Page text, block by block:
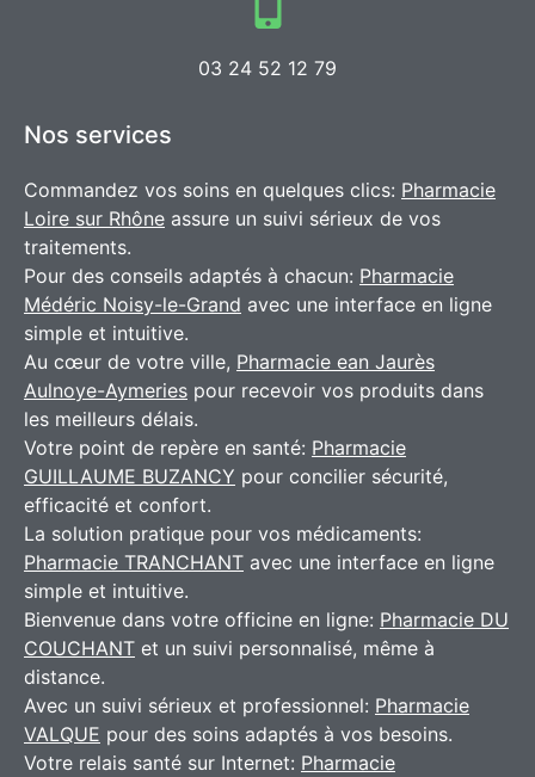
03 24 52 12 79
Nos services
Commandez vos soins en quelques clics: Pharmacie
Loire sur Rhône assure un suivi sérieux de vos
traitements.
Pour des conseils adaptés à chacun: Pharmacie
Médéric Noisy-le-Grand avec une interface en ligne
simple et intuitive.
Au cœur de votre ville, Pharmacie ean Jaurès
Aulnoye-Aymeries pour recevoir vos produits dans
les meilleurs délais.
Votre point de repère en santé: Pharmacie
GUILLAUME BUZANCY pour concilier sécurité,
efficacité et confort.
La solution pratique pour vos médicaments:
Pharmacie TRANCHANT avec une interface en ligne
simple et intuitive.
Bienvenue dans votre officine en ligne: Pharmacie DU
COUCHANT et un suivi personnalisé, même à
distance.
Avec un suivi sérieux et professionnel: Pharmacie
VALQUE pour des soins adaptés à vos besoins.
Votre relais santé sur Internet: Pharmacie